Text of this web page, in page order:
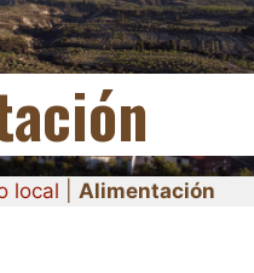
local Alimentación